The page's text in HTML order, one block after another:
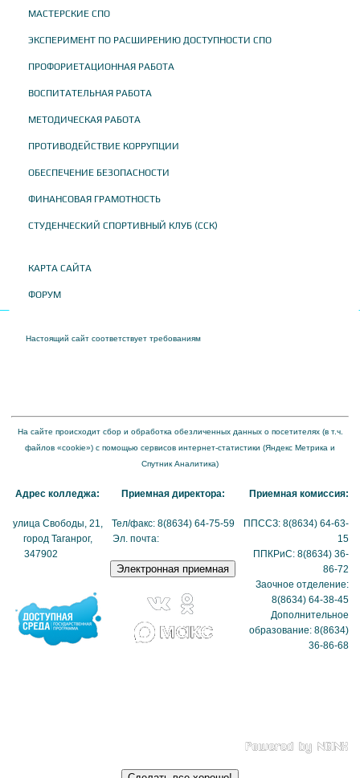
МАСТЕРСКИЕ СПО
ЭКСПЕРИМЕНТ ПО РАСШИРЕНИЮ ДОСТУПНОСТИ СПО
ПРОФОРИЕТАЦИОННАЯ РАБОТА
ВОСПИТАТЕЛЬНАЯ РАБОТА
МЕТОДИЧЕСКАЯ РАБОТА
ПРОТИВОДЕЙСТВИЕ КОРРУПЦИИ
ОБЕСПЕЧЕНИЕ БЕЗОПАСНОСТИ
ФИНАНСОВАЯ ГРАМОТНОСТЬ
СТУДЕНЧЕСКИЙ СПОРТИВНЫЙ КЛУБ (ССК)
КАРТА САЙТА
ФОРУМ
Настоящий сайт соответствует требованиям
На сайте происходит сбор и обработка обезличенных данных о посетителях (в т.ч.
файлов «cookie») с помощью сервисов интернет-статистики (Яндекс Метрика и
Спутник Аналитика)
Адрес колледжа:
улица Свободы, 21,
город Таганрог,
347902
Приемная директора:
Тел/факс: 8(8634) 64-75-59
Эл. почта:
Приемная комиссия:
ППССЗ: 8(8634) 64-63-
15
ППКРиС: 8(8634) 36-
86-72
Заочное отделение:
8(8634) 64-38-45
Дополнительное
образование: 8(8634)
36-86-68